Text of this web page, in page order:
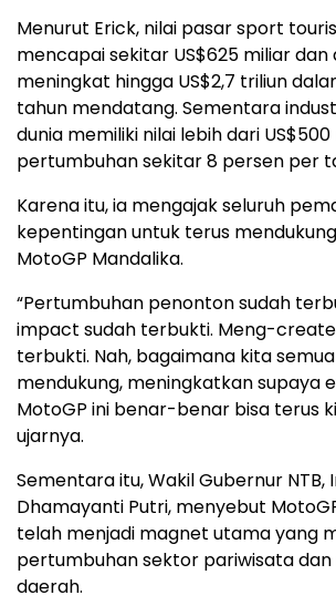
Menurut Erick, nilai pasar sport
mencapai sekitar US$625 miliar
meningkat hingga US$2,7 triliun
tahun mendatang. Sementara
dunia memiliki nilai lebih dari
pertumbuhan sekitar 8 persen per
Karena itu, ia mengajak seluruh
kepentingan untuk terus
MotoGP Mandalika.
“Pertumbuhan penonton sudah
impact sudah terbukti. Meng-
terbukti. Nah, bagaimana kita
mendukung, meningkatkan supaya
MotoGP ini benar-benar bisa terus
ujarnya.
Sementara itu, Wakil Gubernur NTB,
Dhamayanti Putri, menyebut
telah menjadi magnet utama yang
pertumbuhan sektor pariwisata dan
daerah.